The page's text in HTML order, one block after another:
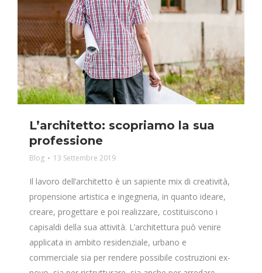
L’architetto: scopriamo la sua
professione
Blog 13 Settembre 2019
Il lavoro dell’architetto è un sapiente mix di creatività,
propensione artistica e ingegneria, in quanto ideare,
creare, progettare e poi realizzare, costituiscono i
capisaldi della sua attività. L’architettura può venire
applicata in ambito residenziale, urbano e
commerciale sia per rendere possibile costruzioni ex-